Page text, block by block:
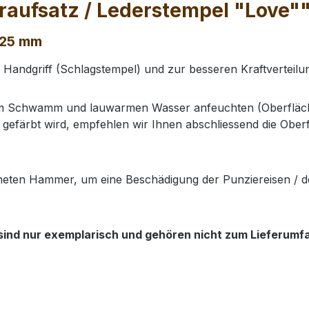
/ Lederstempel
mm
(Schlagstempel) und zur besseren
Schwamm und lauwarmen Wasser anfeuchten
wird, empfehlen wir Ihnen abschliessend die
Hammer, um eine Beschädigung der Punziereisen /
nur exemplarisch und gehören nicht zum